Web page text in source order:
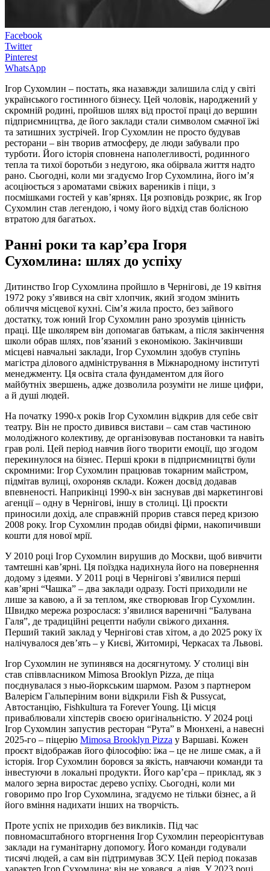
Facebook
Twitter
Pinterest
WhatsApp
Ігор Сухомлин – постать, яка назавжди залишила слід у світі
українського гостинного бізнесу. Цей чоловік, народжений у
скромній родині, пройшов шлях від простої праці до вершин
підприємництва, де його заклади стали символом смачної їжі
та затишних зустрічей. Ігор Сухомлин не просто будував
ресторани – він творив атмосферу, де люди забували про
турботи. Його історія сповнена наполегливості, родинного
тепла та тихої боротьби з недугою, яка обірвала життя надто
рано. Сьогодні, коли ми згадуємо Ігор Сухомлина, його ім’я
асоціюється з ароматами свіжих вареників і піци, з
посмішками гостей у кав’ярнях. Ця розповідь розкриє, як Ігор
Сухомлин став легендою, і чому його відхід став болісною
втратою для багатьох.
Ранні роки та кар’єра Ігоря
Сухомлина: шлях до успіху
Дитинство Ігор Сухомлина пройшло в Чернігові, де 19 квітня
1972 року з’явився на світ хлопчик, який згодом змінить
обличчя місцевої кухні. Сім’я жила просто, без зайвого
достатку, тож юний Ігор Сухомлин рано зрозумів цінність
праці. Ще школярем він допомагав батькам, а після закінчення
школи обрав шлях, пов’язаний з економікою. Закінчивши
місцеві навчальні заклади, Ігор Сухомлин здобув ступінь
магістра ділового адміністрування в Міжнародному інституті
менеджменту. Ця освіта стала фундаментом для його
майбутніх звершень, адже дозволила розуміти не лише цифри,
а й душі людей.
На початку 1990-х років Ігор Сухомлин відкрив для себе світ
театру. Він не просто дивився вистави – сам став частиною
молодіжного колективу, де організовував постановки та навіть
грав ролі. Цей період навчив його творити емоції, що згодом
перекинулося на бізнес. Перші кроки в підприємництві були
скромними: Ігор Сухомлин працював токарним майстром,
підмітав вулиці, охороняв склади. Кожен досвід додавав
впевненості. Наприкінці 1990-х він заснував дві маркетингові
агенції – одну в Чернігові, іншу в столиці. Ці проєкти
приносили дохід, але справжній прорив стався перед кризою
2008 року. Ігор Сухомлин продав обидві фірми, накопичивши
кошти для нової мрії.
У 2010 році Ігор Сухомлин вирушив до Москви, щоб вивчити
тамтешні кав’ярні. Ця поїздка надихнула його на повернення
додому з ідеями. У 2011 році в Чернігові з’явилися перші
кав’ярні “Чашка” – два заклади одразу. Гості приходили не
лише за кавою, а й за теплом, яке створював Ігор Сухомлин.
Швидко мережа розрослася: з’явилися вареничні “Балувана
Галя”, де традиційні рецепти набули свіжого дихання.
Перший такий заклад у Чернігові став хітом, а до 2025 року їх
налічувалося дев’ять – у Києві, Житомирі, Черкасах та Львові.
Ігор Сухомлин не зупинявся на досягнутому. У столиці він
став співвласником Mimosa Brooklyn Pizza, де піца
поєднувалася з нью-йоркським шармом. Разом з партнером
Валерієм Гальперіним вони відкрили Fish & Pussycat,
Автостанцію, Fishkultura та Forever Young. Ці місця
приваблювали хіпстерів своєю оригінальністю. У 2024 році
Ігор Сухомлин запустив ресторан “Рута” в Мюнхені, а навесні
2025-го – піцерію Mimosa Brooklyn Pizza у Варшаві. Кожен
проєкт відображав його філософію: їжа – це не лише смак, а й
історія. Ігор Сухомлин боровся за якість, навчаючи команди та
інвестуючи в локальні продукти. Його кар’єра – приклад, як з
малого зерна виростає дерево успіху. Сьогодні, коли ми
говоримо про Ігор Сухомлина, згадуємо не тільки бізнес, а й
його вміння надихати інших на творчість.
Проте успіх не приходив без викликів. Під час
повномасштабного вторгнення Ігор Сухомлин переорієнтував
заклади на гуманітарну допомогу. Його команди годували
тисячі людей, а сам він підтримував ЗСУ. Цей період показав
характер Ігор Сухомлина: він не ховався, а діяв. У 2023 році